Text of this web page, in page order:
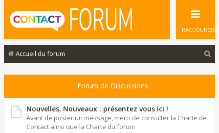
RACCOURCIS
Accueil du forum
Forum de Discussions
Nouvelles, Nouveaux : présentez vous ici !
Avant de poster un message, merci de consulter la Charte de
Contact ainsi que la Charte du forum